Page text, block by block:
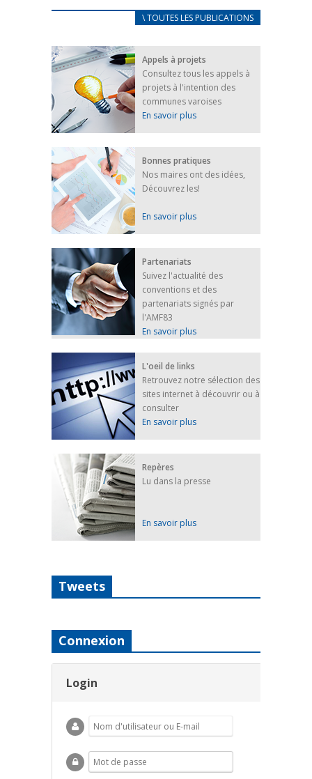
CARNET D’ACCUEIL
25 avril 2022
Afin d’accompagner au mieux les réfugiés
ukrainiens arrivés en France,...
FEUILLETER
\ TOUTES LES PUBLICATIONS
Appels à projets
Consultez tous les appels à
projets à l'intention des
communes varoises
En savoir plus
Bonnes pratiques
Nos maires ont des idées,
Découvrez les!
En savoir plus
Partenariats
Suivez l'actualité des
conventions et des
partenariats signés par
l'AMF83
En savoir plus
L'oeil de links
Retrouvez notre sélection des
sites internet à découvrir ou à
consulter
En savoir plus
Repères
Lu dans la presse
En savoir plus
Tweets
Connexion
Login